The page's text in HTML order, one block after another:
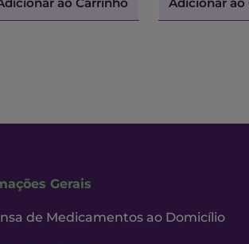
Gerais
de Medicamentos ao Domicílio